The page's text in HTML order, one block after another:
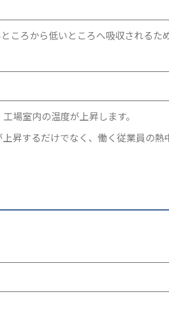
ころから低いところへ吸収されるた
場室内の温度が上昇します。
昇するだけでなく、働く従業員の熱